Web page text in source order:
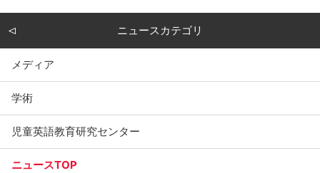
ニュースカテゴリ
メディア
学術
児童英語教育研究センター
ニュースTOP